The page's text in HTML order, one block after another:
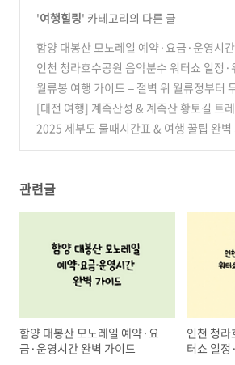
'여행힐링' 카테고리의 다른 글
함양 대봉산 모노레일 예약·요금·운영시
가이드 (0)
인천 청라호수공원 음악분수 워터쇼 일정·
주차팁 총정리 (무료관람)
(1)
월류봉 여행 가이드 – 절벽 위 월류정부터
둘레길, 역사·문화 명소까지 완벽 정리
(0)
[대전 여행] 계족산성 & 계족산 황토길 트
벽 가이드 – 역사와 힐링을 동시에 즐기는
2025 제부도 물때시간표 & 여행 꿀팁 완벽
관련글
함양 대봉산 모노레일 예약·요
금·운영시간 완벽 가이드
인천 청라
터쇼 일